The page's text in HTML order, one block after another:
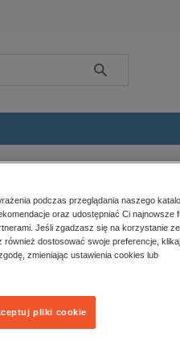
Szukaj
i okresów prowadzenia pojazdów,
podczas przeglądania naszego
oraz udostępniać Ci najnowsze
Jeśli zgadzasz się na korzystanie ze
dostosować swoje preferencje,
zmieniając ustawienia cookies lub
pliki cookie